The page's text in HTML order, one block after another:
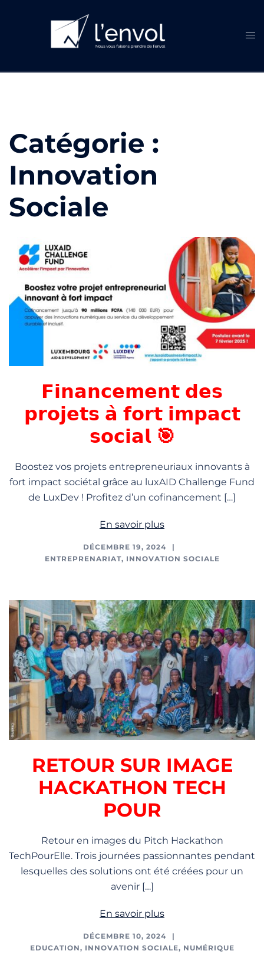
Catégorie :
Innovation
Sociale
𝗙𝗶𝗻𝗮𝗻𝗰𝗲𝗺𝗲𝗻𝘁 𝗱𝗲𝘀
𝗽𝗿𝗼𝗷𝗲𝘁𝘀 𝗮̀ 𝗳𝗼𝗿𝘁 𝗶𝗺𝗽𝗮𝗰𝘁
𝘀𝗼𝗰𝗶𝗮𝗹 🎯
Boostez vos projets entrepreneuriaux innovants à
fort impact sociétal grâce au luxAID Challenge Fund
de LuxDev ! Profitez d’un cofinancement […]
En savoir plus
DÉCEMBRE 19, 2024
ENTREPRENARIAT, INNOVATION SOCIALE
RETOUR SUR IMAGE
HACKATHON TECH
POUR
Retour en images du Pitch Hackathon
TechPourElle. Trois journées passionnantes pendant
lesquelles des solutions ont été créées pour un
avenir […]
En savoir plus
DÉCEMBRE 10, 2024
EDUCATION, INNOVATION SOCIALE, NUMÉRIQUE